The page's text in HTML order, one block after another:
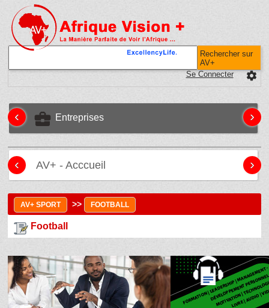
Rechercher sur
AV+
settings
Se Connecter
business_center Entreprises
‹ ›
AV+ - Acccueil
‹ ›
AV+ SPORT >> FOOTBALL
Football